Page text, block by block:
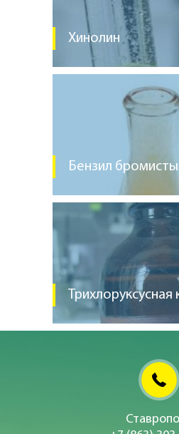
Хинолин
Бензил
Трихлоруксусная